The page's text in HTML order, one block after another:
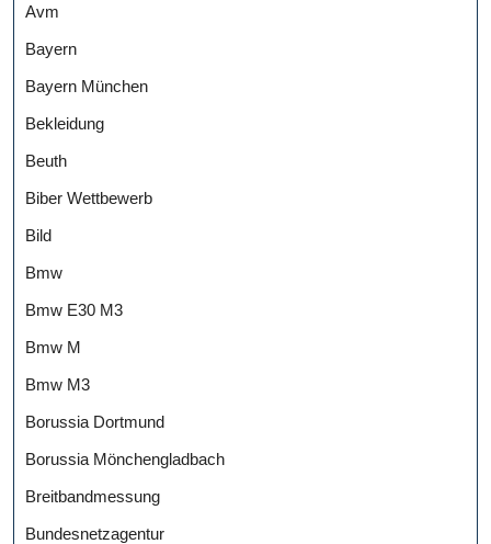
Avm
Bayern
Bayern München
Bekleidung
Beuth
Biber Wettbewerb
Bild
Bmw
Bmw E30 M3
Bmw M
Bmw M3
Borussia Dortmund
Borussia Mönchengladbach
Breitbandmessung
Bundesnetzagentur